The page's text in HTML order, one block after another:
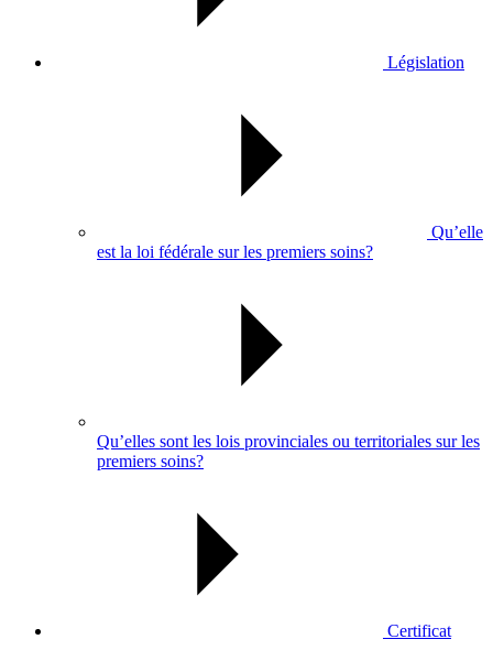
Législation
Qu’elle
est la loi fédérale sur les premiers soins?
Qu’elles sont les lois provinciales ou territoriales sur les
premiers soins?
Certificat